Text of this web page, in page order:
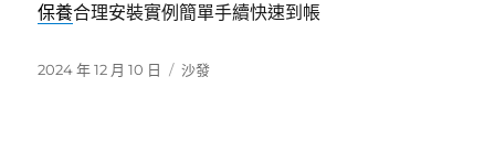
保養合理安裝實例簡單手續快速到帳
發
2024 年 12 月 10 日
分
沙發